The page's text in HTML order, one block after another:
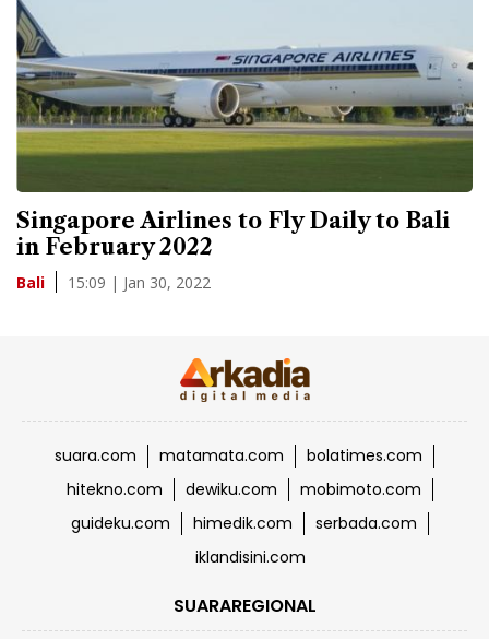
Singapore Airlines to Fly Daily to Bali
in February 2022
Bali 15:09 | Jan 30, 2022
suara.com matamata.com
bolatimes.com
hitekno.com
dewiku.com
mobimoto.com
guideku.com
himedik.com
serbada.com
iklandisini.com
SUARAREGIONAL